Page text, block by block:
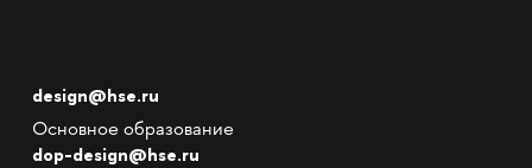
design@hse.ru
Основное образование
dop-design@hse.ru